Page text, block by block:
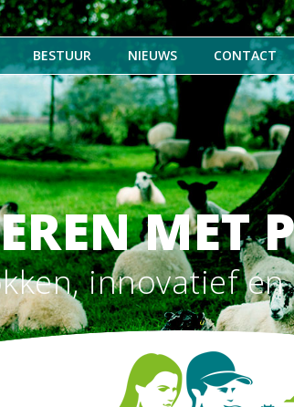
BESTUUR NIEUWS CONTACT
MET
innovatief